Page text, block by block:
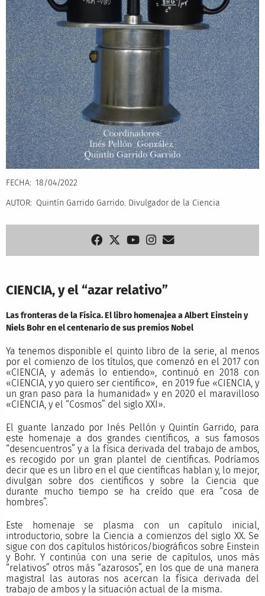
FECHA
18/04/2022
AUTOR
Quintín Garrido Garrido. Divulgador de la Ciencia
CIENCIA, y el “azar relativo”
Las fronteras de la Física. El libro homenajea a Albert Einstein y
Niels Bohr en el centenario de sus premios Nobel
Ya tenemos disponible el quinto libro de la serie, al menos
por el comienzo de los títulos, que comenzó en el 2017 con
«CIENCIA, y además lo entiendo», continuó en 2018 con
«CIENCIA, y yo quiero ser científico», en 2019 fue «CIENCIA, y
un gran paso para la humanidad» y en 2020 el maravilloso
«CIENCIA, y el “Cosmos” del siglo XXI».
El guante lanzado por Inés Pellón y Quintín Garrido, para
este homenaje a dos grandes científicos, a sus famosos
“desencuentros” y a la física derivada del trabajo de ambos,
es recogido por un gran plantel de científicas. Podríamos
decir que es un libro en el que científicas hablan y, lo mejor,
divulgan sobre dos científicos y sobre la Ciencia que
durante mucho tiempo se ha creído que era “cosa de
hombres”.
Este homenaje se plasma con un capítulo inicial,
introductorio, sobre la Ciencia a comienzos del siglo XX. Se
sigue con dos capítulos históricos/biográficos sobre Einstein
y Bohr. Y continúa con una serie de capítulos, unos más
“relativos” otros más “azarosos”, en los que de una manera
magistral las autoras nos acercan la física derivada del
trabajo de ambos y la situación actual de la misma.